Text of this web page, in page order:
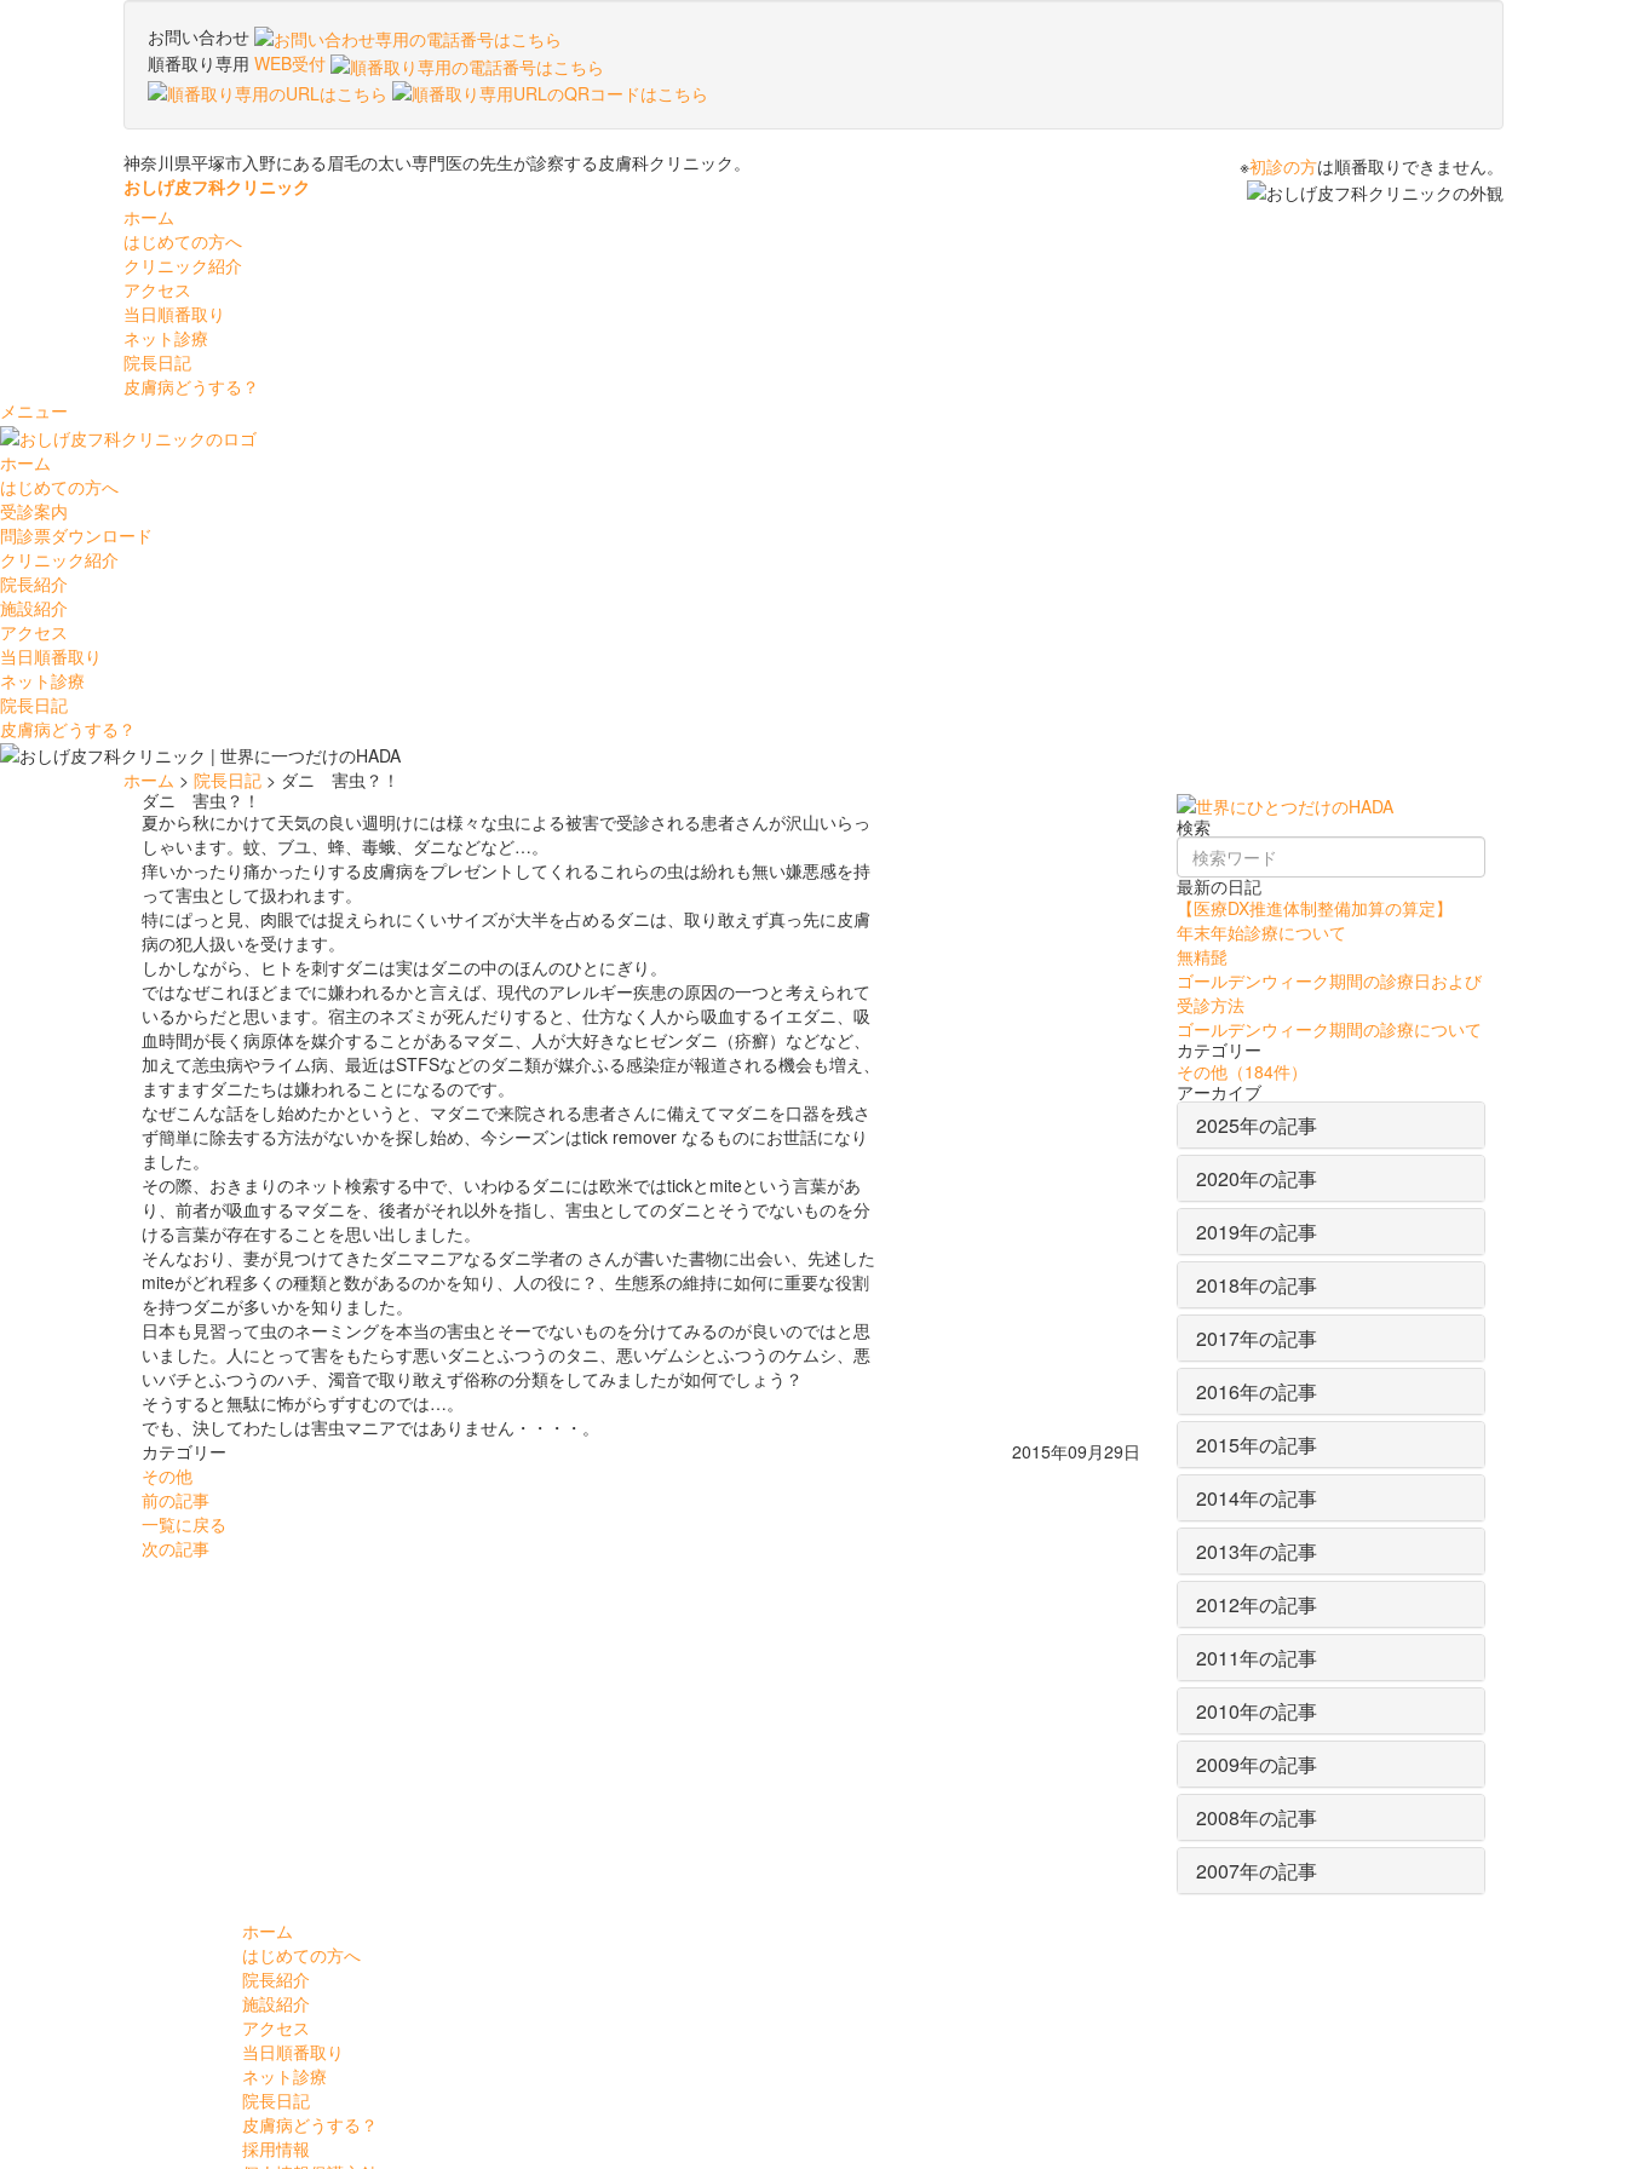
お問い合わせ
順番取り専用 WEB受付
神奈川県平塚市入野にある眉毛の太い専門医の先生が診察する皮膚科クリニック。 ※初診の方は順番取りできません。
おしげ皮フ科クリニック
ホーム
はじめての方へ
クリニック紹介
アクセス
当日順番取り
ネット診療
院長日記
皮膚病どうする？
メニュー
ホーム
はじめての方へ
受診案内
問診票ダウンロード
クリニック紹介
院長紹介
施設紹介
アクセス
当日順番取り
ネット診療
院長日記
皮膚病どうする？
ホーム > 院長日記 > ダニ 害虫？！
ダニ 害虫？！
夏から秋にかけて天気の良い週明けには様々な虫による被害で受診される患者さんが沢山いらっ
しゃいます。蚊、ブユ、蜂、毒蛾、ダニなどなど…。
痒いかったり痛かったりする皮膚病をプレゼントしてくれるこれらの虫は紛れも無い嫌悪感を持
って害虫として扱われます。
特にぱっと見、肉眼では捉えられにくいサイズが大半を占めるダニは、取り敢えず真っ先に皮膚
病の犯人扱いを受けます。
しかしながら、ヒトを刺すダニは実はダニの中のほんのひとにぎり。
ではなぜこれほどまでに嫌われるかと言えば、現代のアレルギー疾患の原因の一つと考えられて
いるからだと思います。宿主のネズミが死んだりすると、仕方なく人から吸血するイエダニ、吸
血時間が長く病原体を媒介することがあるマダニ、人が大好きなヒゼンダニ（疥癬）などなど、
加えて恙虫病やライム病、最近はSTFSなどのダニ類が媒介ふる感染症が報道される機会も増え、
ますますダニたちは嫌われることになるのです。
なぜこんな話をし始めたかというと、マダニで来院される患者さんに備えてマダニを口器を残さ
ず簡単に除去する方法がないかを探し始め、今シーズンはtick remover なるものにお世話になり
ました。
その際、おきまりのネット検索する中で、いわゆるダニには欧米ではtickとmiteという言葉があ
り、前者が吸血するマダニを、後者がそれ以外を指し、害虫としてのダニとそうでないものを分
ける言葉が存在することを思い出しました。
そんなおり、妻が見つけてきたダニマニアなるダニ学者の さんが書いた書物に出会い、先述した
miteがどれ程多くの種類と数があるのかを知り、人の役に？、生態系の維持に如何に重要な役割
を持つダニが多いかを知りました。
日本も見習って虫のネーミングを本当の害虫とそーでないものを分けてみるのが良いのではと思
いました。人にとって害をもたらす悪いダニとふつうのタニ、悪いゲムシとふつうのケムシ、悪
いバチとふつうのハチ、濁音で取り敢えず俗称の分類をしてみましたが如何でしょう？
そうすると無駄に怖がらずすむのでは…。
でも、決してわたしは害虫マニアではありません・・・・。
カテゴリー
その他
2015年09月29日
前の記事
一覧に戻る
次の記事
検索
最新の日記
【医療DX推進体制整備加算の算定】
年末年始診療について
無精髭
ゴールデンウィーク期間の診療日および
受診方法
ゴールデンウィーク期間の診療について
カテゴリー
その他 （184件）
アーカイブ
2025年の記事
2020年の記事
2019年の記事
2018年の記事
2017年の記事
2016年の記事
2015年の記事
2014年の記事
2013年の記事
2012年の記事
2011年の記事
2010年の記事
2009年の記事
2008年の記事
2007年の記事
ホーム
はじめての方へ
院長紹介
施設紹介
アクセス
当日順番取り
ネット診療
院長日記
皮膚病どうする？
採用情報